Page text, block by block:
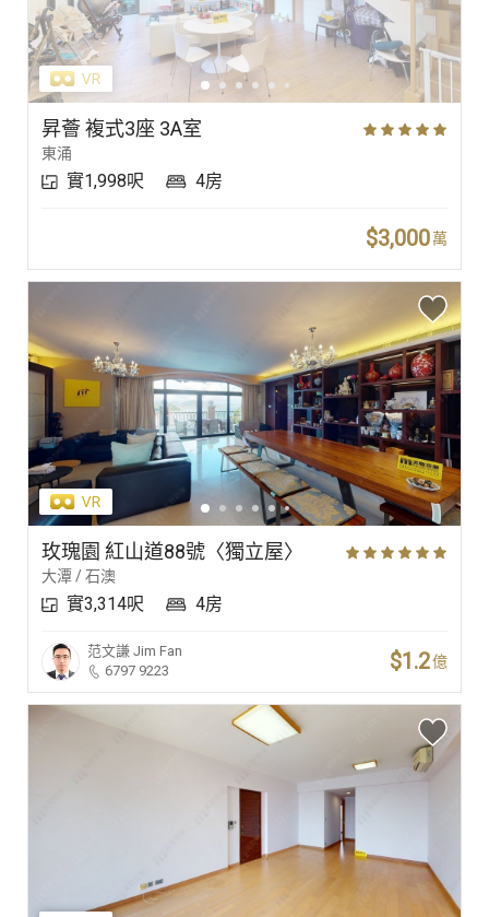
昇薈 複式3座 3A室
東涌
實1,998呎 4房
$3,000萬
玫瑰園 紅山道88號〈獨立屋〉
大潭 / 石澳
實3,314呎 4房
范文謙 Jim Fan
6797 9223
$1.2億